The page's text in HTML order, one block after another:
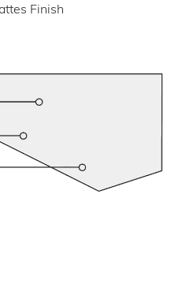
Finish